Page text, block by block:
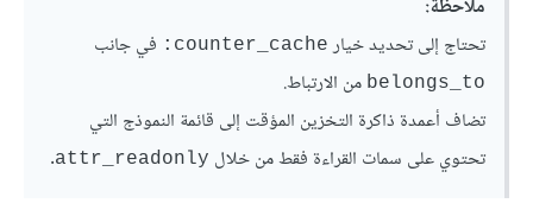
ملاحظة:
تحتاج إلى تحديد خيار counter_cache: في جانب
belongs_to من الارتباط.
تضاف أعمدة ذاكرة التخزين المؤقت إلى قائمة النموذج التي
تحتوي على سمات القراءة فقط من خلال attr_readonly
.